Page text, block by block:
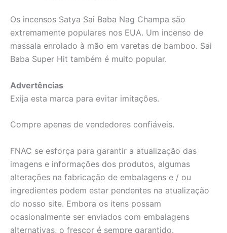
Os incensos Satya Sai Baba Nag Champa são
extremamente populares nos EUA. Um incenso de
massala enrolado à mão em varetas de bamboo. Sai
Baba Super Hit também é muito popular.
Advertências
Exija esta marca para evitar imitações.
Compre apenas de vendedores confiáveis.
FNAC se esforça para garantir a atualização das
imagens e informações dos produtos, algumas
alterações na fabricação de embalagens e / ou
ingredientes podem estar pendentes na atualização
do nosso site. Embora os itens possam
ocasionalmente ser enviados com embalagens
alternativas, o frescor é sempre garantido.